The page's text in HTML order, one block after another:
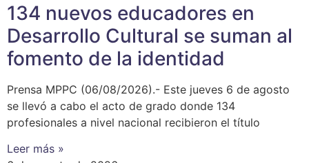
134 nuevos educadores en
Desarrollo Cultural se suman al
fomento de la identidad
Prensa MPPC (06/08/2026).- Este jueves 6 de agosto
se llevó a cabo el acto de grado donde 134
profesionales a nivel nacional recibieron el título
Leer más »